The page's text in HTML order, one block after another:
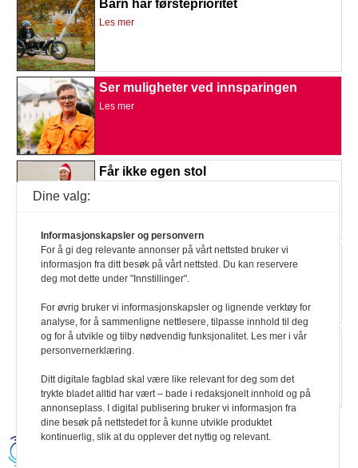
Barn har førsteprioritet
Les mer
Ser muligheter ved innsparingen
Les mer
Får ikke egen stol
Nær 80 millioner til
aktivitetshjelpemidler
16 millioner til jobbreiser
Les mer
Dine valg:
Informasjonskapsler og personvern
For å gi deg relevante annonser på vårt nettsted bruker vi
informasjon fra ditt besøk på vårt nettsted. Du kan reservere
deg mot dette under "Innstillinger".
For øvrig bruker vi informasjonskapsler og lignende verktøy for
analyse, for å sammenligne nettlesere, tilpasse innhold til deg
og for å utvikle og tilby nødvendig funksjonalitet. Les mer i vår
personvernerklæring.
Ditt digitale fagblad skal være like relevant for deg som det
trykte bladet alltid har vært – bade i redaksjonelt innhold og på
annonseplass. I digital publisering bruker vi informasjon fra
dine besøk på nettstedet for å kunne utvikle produktet
kontinuerlig, slik at du opplever det nyttig og relevant.